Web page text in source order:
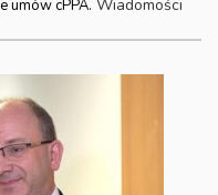
umów cPPA. Wiadomości